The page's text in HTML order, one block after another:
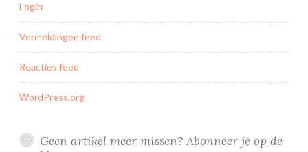
Login
Vermeldingen feed
Reacties feed
WordPress.org
Geen artikel meer missen? Abonneer je op de